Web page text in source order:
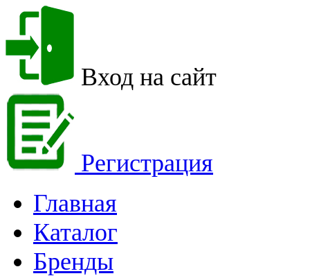
Вход на сайт
Регистрация
Главная
Каталог
Бренды